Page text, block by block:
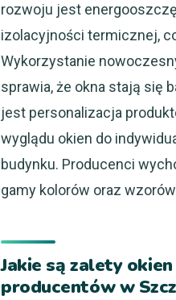
rozwoju jest
izolacyjności termicznej,
Wykorzystanie
sprawia, że okna stają się
jest personalizacja
wyglądu okien do
budynku. Producenci
gamy kolorów oraz
Jakie są zalety
producentów w